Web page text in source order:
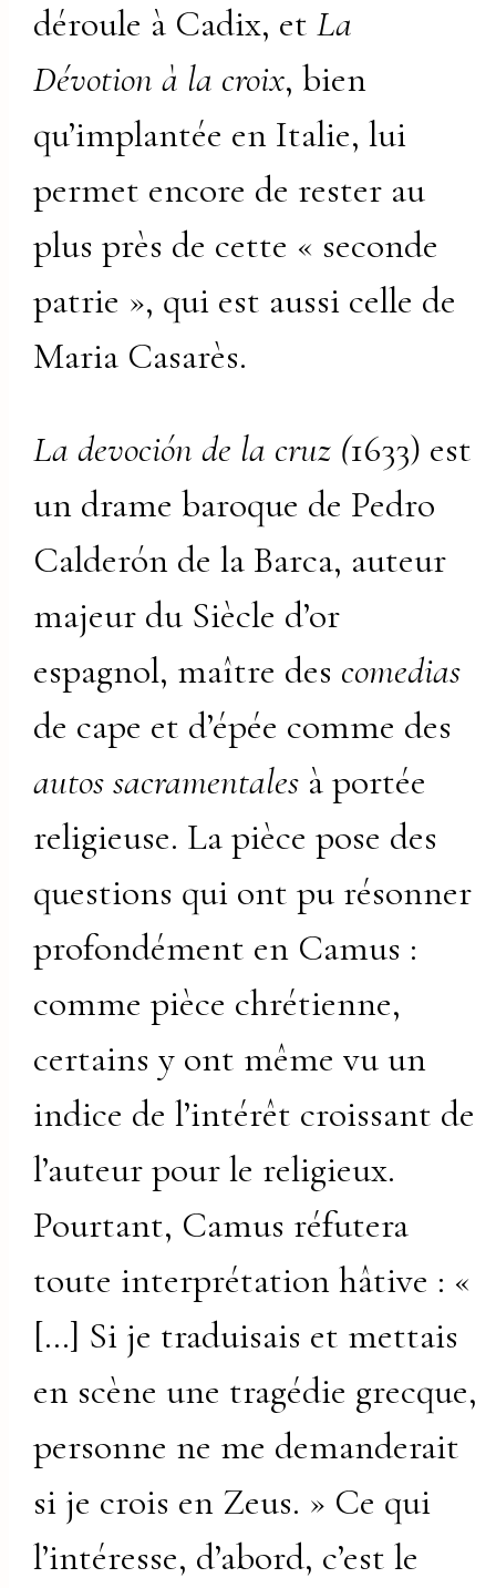
déroule à Cadix, etLa
Dévotion à la croix, bien
qu’implantée en Italie, lui
permet encore de rester au
plus près de cette « seconde
patrie », qui est aussi celle de
Maria Casarès.
La devoción de la cruz (1633) est
un drame baroque de Pedro
Calderón de la Barca, auteur
majeur du Siècle d’or
espagnol, maître des comedias
de cape et d’épée comme des
autos sacramentales à portée
religieuse. La pièce pose des
questions qui ont pu résonner
profondément en Camus :
comme pièce chrétienne,
certains y ont même vu un
indice de l’intérêt croissant de
l’auteur pour le religieux.
Pourtant, Camus réfutera
toute interprétation hâtive : «
[…] Si je traduisais et mettais
en scène une tragédie grecque,
personne ne me demanderait
si je crois en Zeus. » Ce qui
l’intéresse, d’abord, c’est le